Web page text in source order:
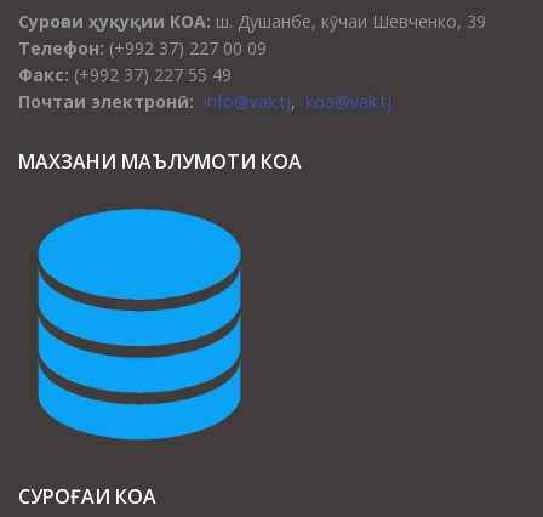
Суроғаи ҳуқуқии КОА: ш. Душанбе, кӯчаи Шевченко, 39
Телефон: (+992 37) 227 00 09
Факс: (+992 37) 227 55 49
Почтаи электронӣ: info@vak.tj, koa@vak.tj
МАХЗАНИ МАЪЛУМОТИ КОА
СУРОҒАИ КОА